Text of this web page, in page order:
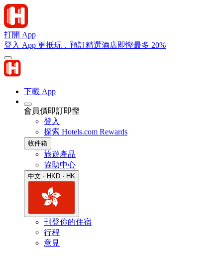
打開 App
登入 App 更抵玩，預訂精選酒店即慳最多 20%
下載 App
會員價即訂即慳
登入
探索 Hotels.com Rewards
收件箱
旅遊產品
協助中心
中文 · HKD · HK
刊登你的住宿
行程
意見